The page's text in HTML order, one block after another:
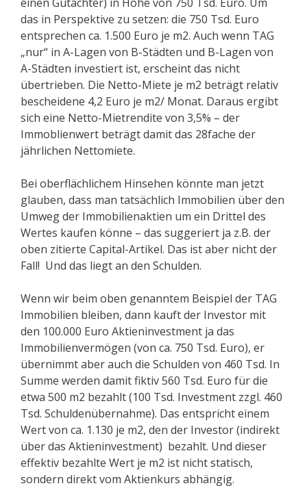
das in Perspektive zu setzen: die 750 Tsd. Euro
entsprechen ca. 1.500 Euro je m2. Auch wenn TAG
„nur“ in A-Lagen von B-Städten und B-Lagen von
A-Städten investiert ist, erscheint das nicht
übertrieben. Die Netto-Miete je m2 beträgt relativ
bescheidene 4,2 Euro je m2/ Monat. Daraus ergibt
sich eine Netto-Mietrendite von 3,5% – der
Immoblienwert beträgt damit das 28fache der
jährlichen Nettomiete.
Bei oberflächlichem Hinsehen könnte man jetzt
glauben, dass man tatsächlich Immobilien über den
Umweg der Immobilienaktien um ein Drittel des
Wertes kaufen könne – das suggeriert ja z.B. der
oben zitierte Capital-Artikel. Das ist aber nicht der
Fall! Und das liegt an den Schulden.
Wenn wir beim oben genanntem Beispiel der TAG
Immobilien bleiben, dann kauft der Investor mit
den 100.000 Euro Aktieninvestment ja das
Immobilienvermögen (von ca. 750 Tsd. Euro), er
übernimmt aber auch die Schulden von 460 Tsd. In
Summe werden damit fiktiv 560 Tsd. Euro für die
etwa 500 m2 bezahlt (100 Tsd. Investment zzgl. 460
Tsd. Schuldenübernahme). Das entspricht einem
Wert von ca. 1.130 je m2, den der Investor (indirekt
über das Aktieninvestment) bezahlt. Und dieser
effektiv bezahlte Wert je m2 ist nicht statisch,
sondern direkt vom Aktienkurs abhängig.